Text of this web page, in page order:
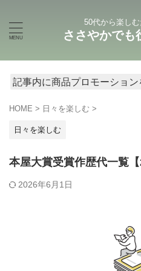
50代から楽し
ささやかでも
記事内に商品プロモーショ
HOME > 日々を楽しむ >
日々を楽しむ
本屋大賞受賞作歴代一覧【
2026年6月1日